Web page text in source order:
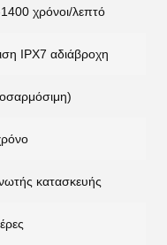
χρόνοι/λεπτό
IPX7 αδιάβροχη
κατασκευής